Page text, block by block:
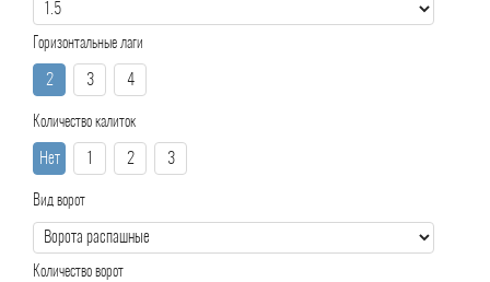
Горизонтальные лаги
2 3 4
Количество калиток
Нет 2 3
Вид ворот
Количество ворот